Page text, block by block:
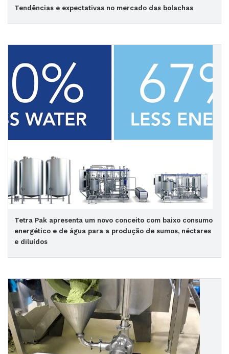
Tendências e expectativas no mercado das bolachas
Tetra Pak apresenta um novo conceito com baixo consumo
energético e de água para a produção de sumos, néctares
e diluídos